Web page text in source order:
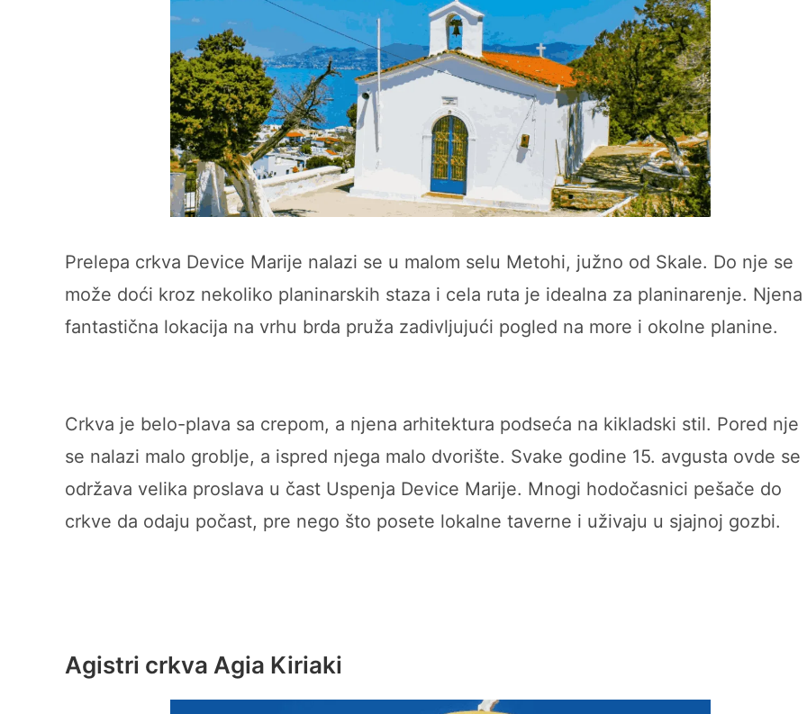
Prelepa crkva Device Marije nalazi se u malom selu Metohi, južno od Skale. Do nje se
može doći kroz nekoliko planinarskih staza i cela ruta je idealna za planinarenje. Njena
fantastična lokacija na vrhu brda pruža zadivljujući pogled na more i okolne planine.
Crkva je belo-plava sa crepom, a njena arhitektura podseća na kikladski stil. Pored nje
se nalazi malo groblje, a ispred njega malo dvorište. Svake godine 15. avgusta ovde se
održava velika proslava u čast Uspenja Device Marije. Mnogi hodočasnici pešače do
crkve da odaju počast, pre nego što posete lokalne taverne i uživaju u sjajnoj gozbi.
Agistri crkva Agia Kiriaki